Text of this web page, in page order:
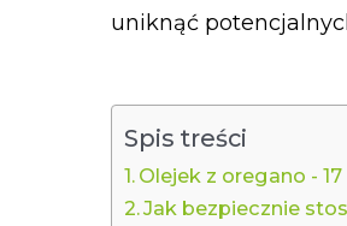
uniknąć
Spis treści
Olejek z oregano -
Jak bezpiecznie